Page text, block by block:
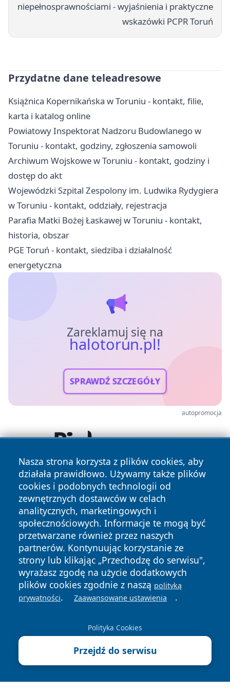
niepełnosprawnościami - wyjaśnienia i praktyczne
wskazówki PCPR Toruń
Przydatne dane teleadresowe
Książnica Kopernikańska w Toruniu - kontakt, filie,
karta i katalog online
Powiatowy Inspektorat Nadzoru Budowlanego w
Toruniu - kontakt, godziny, zgłoszenia samowoli
Archiwum Wojskowe w Toruniu - kontakt, godziny i
dostęp do akt
Wojewódzki Szpital Zespolony im. Ludwika Rydygiera
w Toruniu - kontakt, oddziały, rejestracja
Parafia Matki Bożej Łaskawej w Toruniu - kontakt,
historia, obszar
PGE Toruń - kontakt, siedziba i działalność
energetyczna
Zareklamuj się na
halotorun.pl!
SPRAWDŹ SZCZEGÓŁY
autopromocja
Nasza strona korzysta z plików cookies, aby
działała prawidłowo. Używamy także plików
cookies i podobnych technologii od
zewnętrznych dostawców w celach
analitycznych, marketingowych i
społecznościowych. Informacje te mogą być
przetwarzane również przez naszych
partnerów. Kontynuując korzystanie ze
strony lub klikając „Przechodzę do serwisu",
wyrażasz zgodę na użycie dodatkowych
plików cookies zgodnie z naszą polityką
prywatności. Zaawansowane ustawienia .
Polityka Cookies
Przejdź do serwisu
Copyright © 2026 halotorun.pl Wszystkie prawa zastrzeżone.
News Autorzy
Polityka
Prywatności
Polityka
Cookies